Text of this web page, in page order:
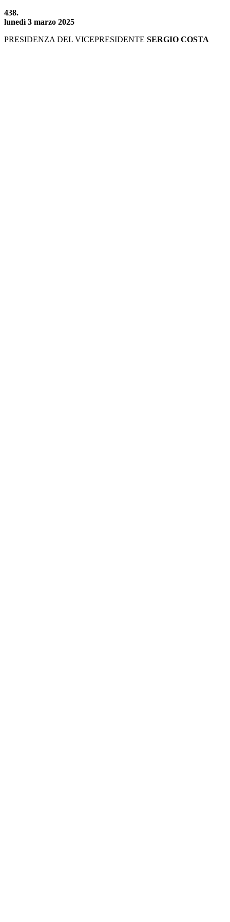
438.
lunedì 3 marzo 2025
PRESIDENZA DEL VICEPRESIDENTE SERGIO COSTA